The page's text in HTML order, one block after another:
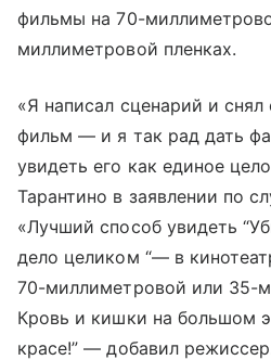
фильмы на 70-
миллиметровой пленках.
«Я написал сценарий и снял
фильм — и я так рад дать
увидеть его как единое
Тарантино в заявлении по
«Лучший способ увидеть
дело целиком “— в
70-миллиметровой или 35-
Кровь и кишки на большом
красе!” — добавил